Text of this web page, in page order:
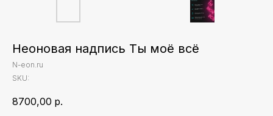
Неоновая надпись Ты моё всё
N-eon.ru
SKU:
8700,00 р.